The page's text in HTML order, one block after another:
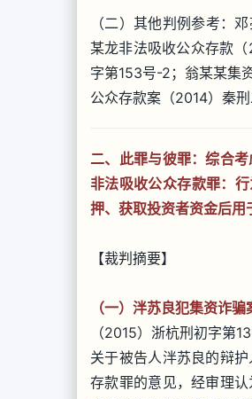
（二）其他判例参考：
某龙非法吸收公众存款
字第153号-2；翁某某集
公众存款案（2014）秦
二、此罪与彼罪：综合
非法吸收公众存款罪：
押、获取投资者资金后用
【裁判摘要】
（一）泮苏良犯集资诈骗
（2015）浙杭刑初字第
关于被告人泮苏良的辩
存款罪的意见，经审理